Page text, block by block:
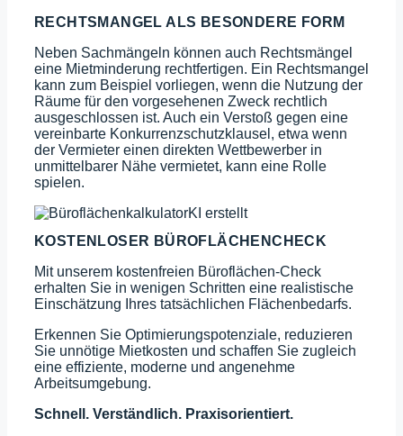
RECHTSMANGEL ALS BESONDERE FORM
Neben Sachmängeln können auch Rechtsmängel
eine Mietminderung rechtfertigen. Ein Rechtsmangel
kann zum Beispiel vorliegen, wenn die Nutzung der
Räume für den vorgesehenen Zweck rechtlich
ausgeschlossen ist. Auch ein Verstoß gegen eine
vereinbarte Konkurrenzschutzklausel, etwa wenn
der Vermieter einen direkten Wettbewerber in
unmittelbarer Nähe vermietet, kann eine Rolle
spielen.
KOSTENLOSER BÜRO­FLÄCHENCHECK
Mit unserem kostenfreien Büroflächen-Check
erhalten Sie in wenigen Schritten eine realistische
Einschätzung Ihres tatsächlichen Flächenbedarfs.
Erkennen Sie Optimierungspotenziale, reduzieren
Sie unnötige Mietkosten und schaffen Sie zugleich
eine effiziente, moderne und angenehme
Arbeitsumgebung.
Schnell. Verständlich. Praxisorientiert.